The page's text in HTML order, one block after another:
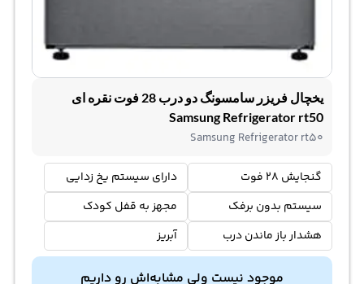
یخچال فریزر سامسونگ دو درب 28 فوت نقره ای
Samsung Refrigerator rt50
Samsung Refrigerator rt50
گنجایش 28 فوت
دارای سیستم یخ زدایی
سیستم بدون برفک
مجهز به قفل کودک
هشدار باز ماندن درب
آبریز
موجود نیست ولی مشابه‌اش رو داریم